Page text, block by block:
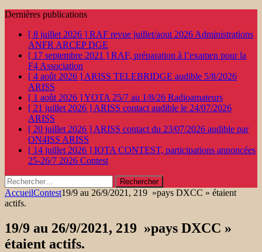
Dernières publications
[ 8 juillet 2026 ] RAF revue juillet/aout 2026 Administrations
ANFR ARCEP DGE
[ 17 septembre 2021 ] RAF, préparation à l’examen pour la
F4 Association
[ 4 août 2026 ] ARISS TELEBRIDGE audible 5/8/2026
ARISS
[ 1 août 2026 ]YOTA 25/7 au 1/8/26 Radioamateurs
[ 21 juillet 2026 ] ARISS contact audible le 24/07/2026
ARISS
[ 20 juillet 2026 ] ARISS contact du 23/07/2026 audible par
ON4ISS ARISS
[ 14 juillet 2026 ] IOTA CONTEST, participations annoncées
25-26/7 2026 Contest
Rechercher :
AccueilContest19/9 au 26/9/2021, 219 »pays DXCC » étaient
actifs.
19/9 au 26/9/2021, 219 »pays DXCC »
étaient actifs.